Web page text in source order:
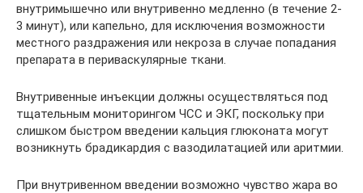
внутримышечно или внутривенно медленно (в течение 2-
3 минут), или капельно, для исключения возможности
местного раздражения или некроза в случае попадания
препарата в периваскулярные ткани.
Внутривенные инъекции должны осуществляться под
тщательным мониторингом ЧСС и ЭКГ, поскольку при
слишком быстром введении кальция глюконата могут
возникнуть брадикардия с вазодилатацией или аритмии.
При внутривенном введении возможно чувство жара во